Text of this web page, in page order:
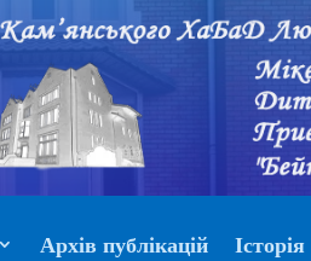
Архів публікацій Історія